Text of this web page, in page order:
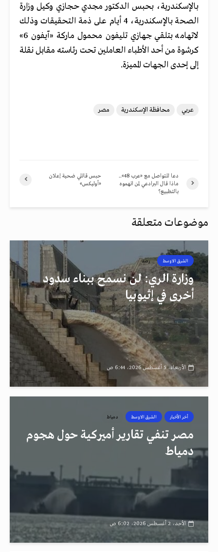
بالإسكندرية، بحبس الدكتور مجدي حجازي وكيل وزارة
الصحة بالإسكندرية، 4 أيام على ذمة التحقيقات وذلك
لاتهامه بتلقي جهازي تليفون محمول ماركة «آيفون 6»
كرشوة من أحد الأطباء العاملين تحت رئاسته مقابل نقلة
إلى إحدى الجهات المميزة.
عربي محافظة الإسكندرية مصر
حبس قاتلي ضحية إعلان
«أوليكس»
دعا للتواصل مع «عرب 48»..
ماذا قال البرادعي لمن اتهموه
بالتطبيع؟
موضوعات متعلقة
الشرق الاوسط رصد
وزارة الري: لن نسمح ببناء سدود
أخرى في إثيوبيا
الأربعاء، 5 أغسطس 2026، 6:44 ص
أخر الأخبار الشرق الاوسط دمياط
مصر تنفي تقارير أميركية حول هجوم
دمياط
الأحد، 2 أغسطس 2026، 6:02 ص